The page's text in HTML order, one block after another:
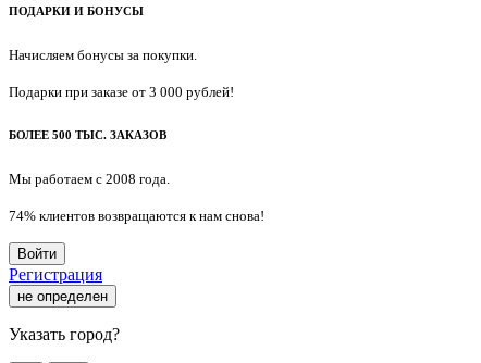
ПОДАРКИ И БОНУСЫ
Начисляем бонусы за покупки.
Подарки при заказе от 3 000 рублей!
БОЛЕЕ 500 ТЫС. ЗАКАЗОВ
Мы работаем с 2008 года.
74% клиентов возвращаются к нам снова!
Войти
Регистрация
не определен
Указать город?